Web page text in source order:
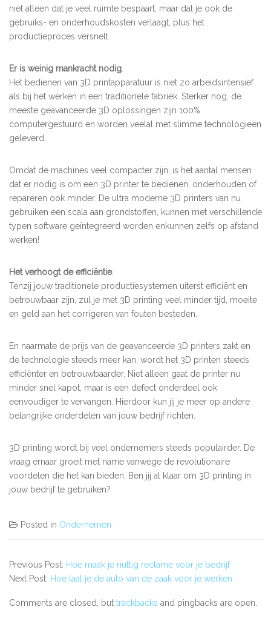
niet alleen dat je veel ruimte bespaart, maar dat je ook de
gebruiks- en onderhoudskosten verlaagt, plus het
productieproces versnelt.
Er is weinig mankracht nodig
Het bedienen van 3D printapparatuur is niet zo arbeidsintensief
als bij het werken in een traditionele fabriek. Sterker nog, de
meeste geavanceerde 3D oplossingen zijn 100%
computergestuurd en worden veelal met slimme technologieën
geleverd.
Omdat de machines veel compacter zijn, is het aantal mensen
dat er nodig is om een 3D printer te bedienen, onderhouden of
repareren ook minder. De ultra moderne 3D printers van nu
gebruiken een scala aan grondstoffen, kunnen met verschillende
typen software geïntegreerd worden enkunnen zelfs op afstand
werken!
Het verhoogt de efficiëntie.
Tenzij jouw traditionele productiesystemen uiterst efficiënt en
betrouwbaar zijn, zul je met 3D printing veel minder tijd, moeite
en geld aan het corrigeren van fouten besteden.
En naarmate de prijs van de geavanceerde 3D printers zakt en
de technologie steeds meer kan, wordt het 3D printen steeds
efficiënter en betrouwbaarder. Niet alleen gaat de printer nu
minder snel kapot, maar is een defect onderdeel ook
eenvoudiger te vervangen. Hierdoor kun jij je meer op andere
belangrijke onderdelen van jouw bedrijf richten.
3D printing wordt bij veel ondernemers steeds populairder. De
vraag ernaar groeit met name vanwege de revolutionaire
voordelen die het kan bieden. Ben jij al klaar om 3D printing in
jouw bedrijf te gebruiken?
Posted in Ondernemen
Previous Post: Hoe maak je nuttig reclame voor je bedrijf
Next Post: Hoe laat je de auto van de zaak voor je werken
Comments are closed, but trackbacks and pingbacks are open.